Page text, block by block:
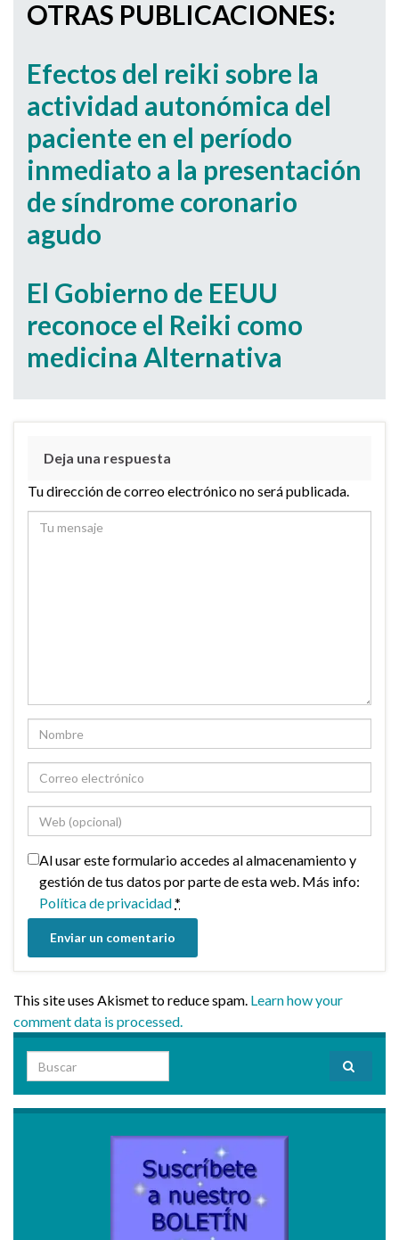
OTRAS PUBLICACIONES:
Efectos del reiki sobre la
actividad autonómica del
paciente en el período
inmediato a la presentación
de síndrome coronario
agudo
El Gobierno de EEUU
reconoce el Reiki como
medicina Alternativa
Deja una respuesta
Tu dirección de correo electrónico no será publicada.
Al usar este formulario accedes al almacenamiento y
gestión de tus datos por parte de esta web. Más info:
Política de privacidad*
This site uses Akismet to reduce spam. Learn how your
comment data is processed.
Search for: